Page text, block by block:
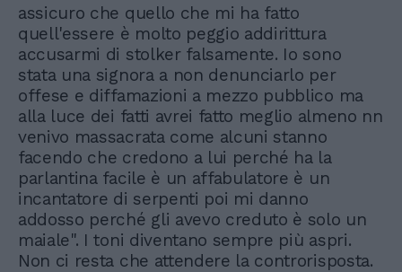
assicuro che quello che mi ha fatto
quell'essere è molto peggio addirittura
accusarmi di stolker falsamente. Io sono
stata una signora a non denunciarlo per
offese e diffamazioni a mezzo pubblico ma
alla luce dei fatti avrei fatto meglio almeno nn
venivo massacrata come alcuni stanno
facendo che credono a lui perché ha la
parlantina facile è un affabulatore è un
incantatore di serpenti poi mi danno
addosso perché gli avevo creduto è solo un
maiale". I toni diventano sempre più aspri.
Non ci resta che attendere la controrisposta.